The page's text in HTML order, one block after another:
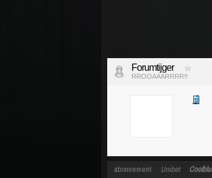
Forumtijger
RROOAAARRRR!!
abonnement Unibet